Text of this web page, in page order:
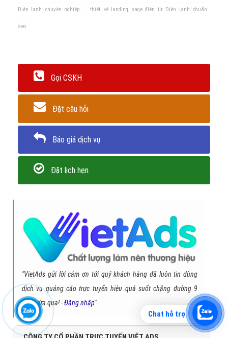
Điện lạnh chuyên nghiệp thiết kế landing page điện tử Điện lạnh chuẩn
seo
Gọi CSKH
Đặt câu hỏi
Báo giá dịch vụ
Đặt lịch hẹn
"VietAds gửi lời cảm ơn tới quý khách hàng đã luôn tin dùng
dịch vụ quảng cáo trực tuyến hiệu quả suốt chặng đường 9
năm vừa qua! -Đăng nhập"
Chat hỗ trợ